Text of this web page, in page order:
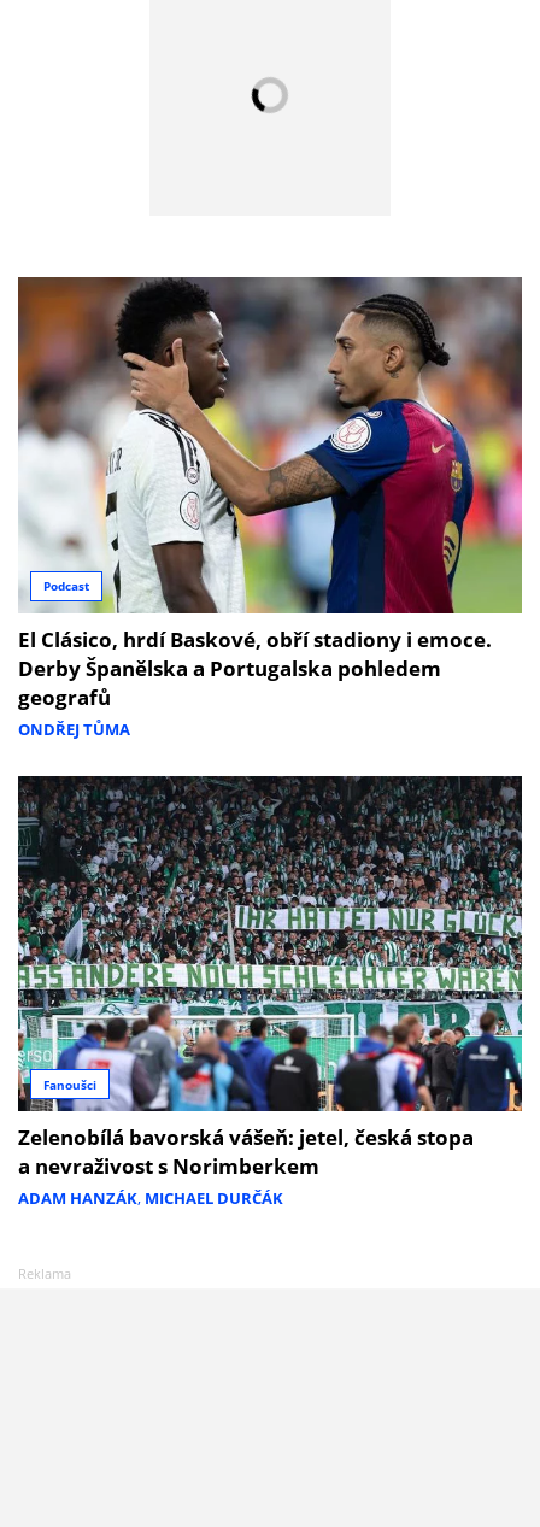
Podcast
El Clásico, hrdí Baskové, obří stadiony i emoce.
Derby Španělska a Portugalska pohledem
geografů
ONDŘEJ TŮMA
Fanoušci
Zelenobílá bavorská vášeň: jetel, česká stopa
a nevraživost s Norimberkem
ADAM HANZÁK, MICHAEL DURČÁK